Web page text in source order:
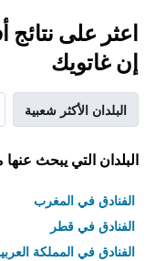
اعثر على
إن غاتويك
البلدان الأكثر شعبية
البلدان التي يبحث
الفنادق في المغرب
الفنادق في قطر
الفنادق في المملكة